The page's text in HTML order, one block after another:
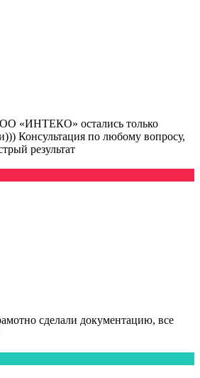
«ИНТЕКО» остались только
Консультация по любому вопросу,
результат
сделали документацию, все